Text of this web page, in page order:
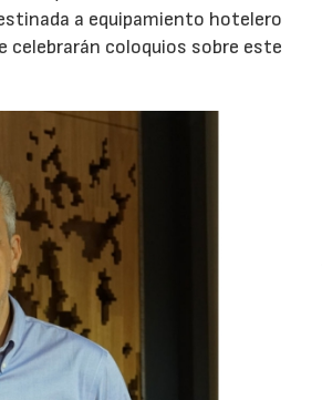
a equipamiento hotelero
celebrarán coloquios sobre este